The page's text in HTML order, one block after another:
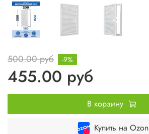
500.00 руб
455.00 руб
-9%
В корзину
Купить на Ozon